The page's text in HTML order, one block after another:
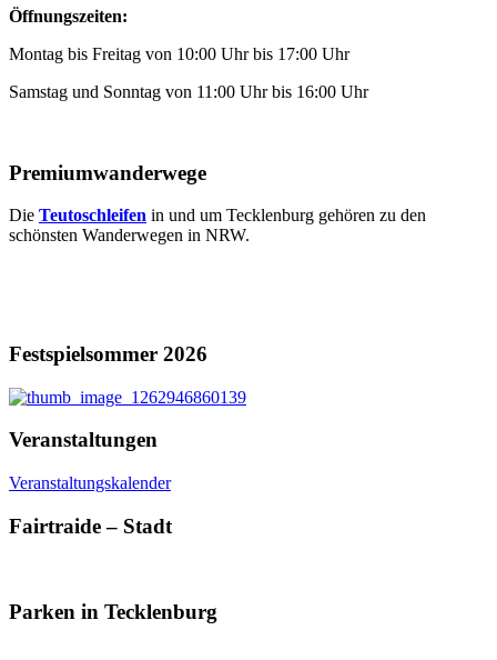
Öffnungszeiten:
Montag bis Freitag von 10:00 Uhr bis 17:00 Uhr
Samstag und Sonntag von 11:00 Uhr bis 16:00 Uhr
Premiumwanderwege
Die Teutoschleifen in und um Tecklenburg gehören zu den
schönsten Wanderwegen in NRW.
Festspielsommer 2026
Veranstaltungen
Veranstaltungskalender
Fairtraide – Stadt
Parken in Tecklenburg